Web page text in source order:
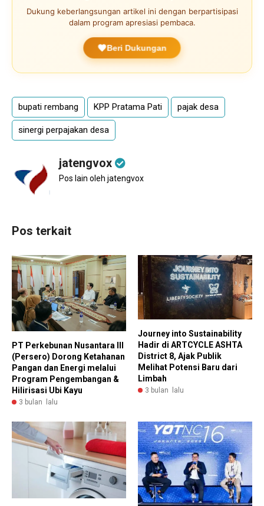
Dukung keberlangsungan artikel ini dengan berpartisipasi
dalam program apresiasi pembaca.
Beri Dukungan
bupati rembang KPP Pratama Pati pajak desa
sinergi perpajakan desa
jatengvox
Pos lain oleh jatengvox
Pos terkait
PT Perkebunan Nusantara III
(Persero) Dorong Ketahanan
Pangan dan Energi melalui
Program Pengembangan &
Hilirisasi Ubi Kayu
3 bulan lalu
Journey into Sustainability
Hadir di ARTCYCLE ASHTA
District 8, Ajak Publik
Melihat Potensi Baru dari
Limbah
3 bulan lalu